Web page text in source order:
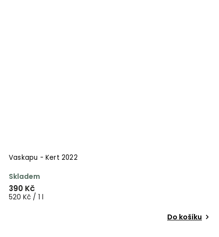
Vaskapu - Kert 2022
Skladem
390 Kč
520 Kč / 1 l
Do košíku